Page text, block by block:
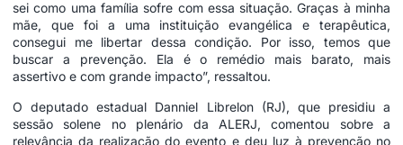
sei como uma família sofre com essa situação. Graças à minha
mãe, que foi a uma instituição evangélica e terapêutica,
consegui me libertar dessa condição. Por isso, temos que
buscar a prevenção. Ela é o remédio mais barato, mais
assertivo e com grande impacto”, ressaltou.
O deputado estadual Danniel Librelon (RJ), que presidiu a
sessão solene no plenário da ALERJ, comentou sobre a
relevância da realização do evento e deu luz à prevenção no